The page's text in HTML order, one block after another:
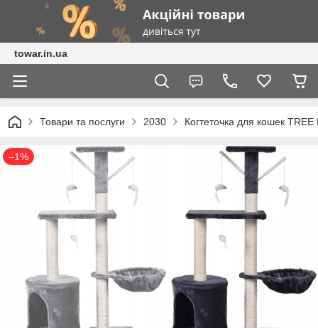
towar.in.ua
Товари та послуги 2030 Когтеточка для кошек
–1%